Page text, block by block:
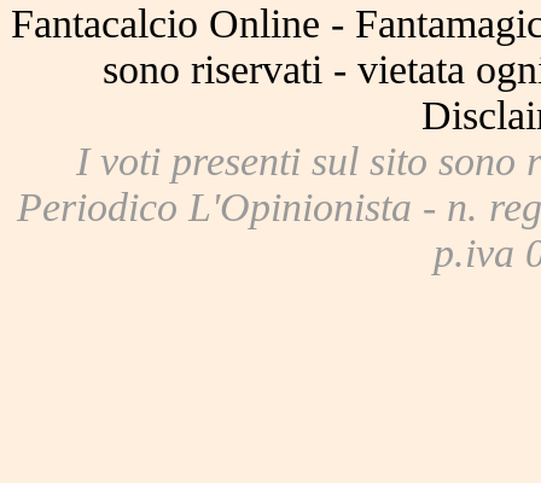
Fantacalcio Online -
sono riservati - vietata
I voti presenti sul sito sono
Periodico L'Opinionista - n.
p.iva